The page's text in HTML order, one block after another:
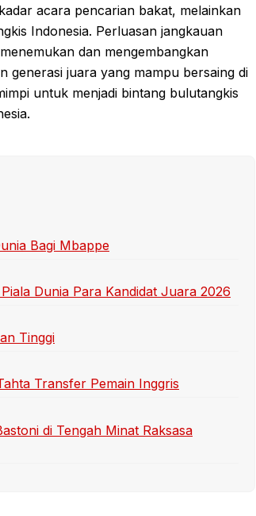
acara pencarian bakat, melainkan
Indonesia. Perluasan jangkauan
dan mengembangkan
generasi juara yang mampu bersaing di
untuk menjadi bintang bulutangkis
Bagi Mbappe
Dunia Para Kandidat Juara 2026
Tinggi
Transfer Pemain Inggris
di Tengah Minat Raksasa